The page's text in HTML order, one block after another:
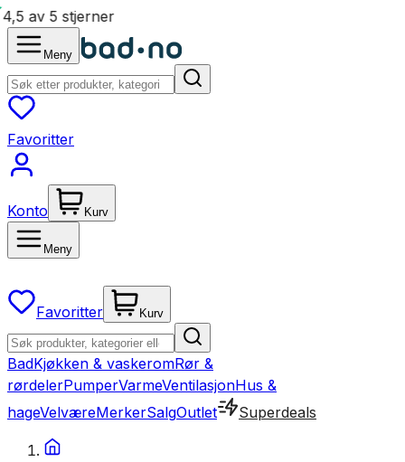
av 5 stjerner
Meny
Favoritter
Konto Kurv
Meny
Favoritter Kurv
BadKjøkken & vaskeromRør &
rørdelerPumperVarmeVentilasjonHus &
hageVelværeMerkerSalgOutlet Superdeals